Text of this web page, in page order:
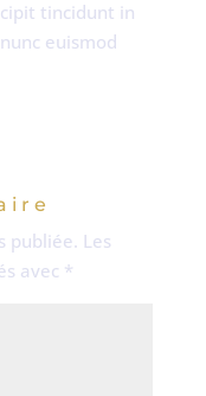
tincidunt in
euismod
publiée. Les
avec *